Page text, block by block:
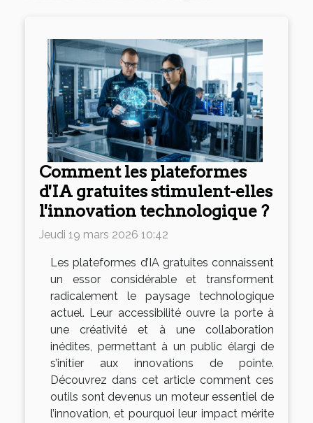
Comment les plateformes
d'IA gratuites stimulent-elles
l'innovation technologique ?
Jeudi 19 mars 2026 10:42
Les plateformes d’IA gratuites connaissent
un essor considérable et transforment
radicalement le paysage technologique
actuel. Leur accessibilité ouvre la porte à
une créativité et à une collaboration
inédites, permettant à un public élargi de
s’initier aux innovations de pointe.
Découvrez dans cet article comment ces
outils sont devenus un moteur essentiel de
l’innovation, et pourquoi leur impact mérite